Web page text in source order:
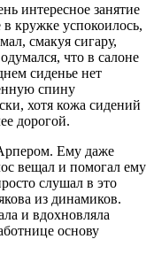
интересное занятие
кружке успокоилось,
смакуя сигару,
что в салоне
сиденье нет
спину
хотя кожа сидений
дорогой.
Ему даже
вещал и помогал ему
слушал в это
из динамиков.
и вдохновляла
основу